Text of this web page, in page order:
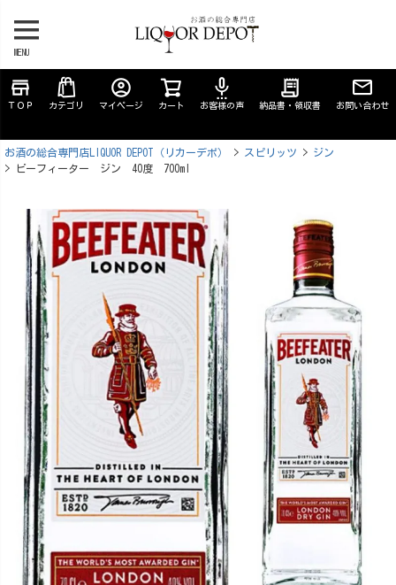
MENU
store
ＴＯＰ カテゴリ
account_circle
マイページ カート
settings_voice
お客様の声
receipt_long
納品書・領収書 お問い合わせ
お酒の総合専門店LIQUOR DEPOT（リカーデポ） スピリッツ
ジン
ビーフィーター ジン 40度 700ml